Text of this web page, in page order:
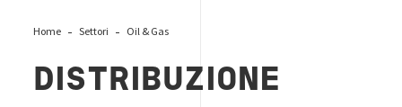
Home Settori Oil & Gas
DISTRIBUZIONE